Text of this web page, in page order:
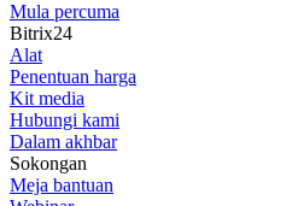
Mula percuma
Bitrix24
Alat
Penentuan harga
Kit media
Hubungi kami
Dalam akhbar
Sokongan
Meja bantuan